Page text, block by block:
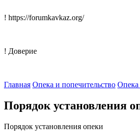
! https://forumkavkaz.org/
! Доверие
Главная Опека и попечительство Опека
Порядок установления
Порядок установления опеки